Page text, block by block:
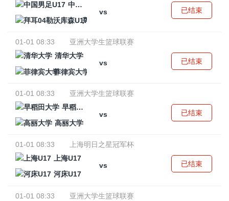
中国男足U17
vs
拜耳04勒沃库森U17
已结束
01-01 08:33
亚洲大学生篮球联赛
清华大学
vs
菲律宾大学
已结束
01-01 08:33
亚洲大学生篮球联赛
早稻田大学
vs
高丽大学
已结束
01-01 08:33
上海明日之星冠军杯
上海U17
vs
河床U17
已结束
01-01 08:33
亚洲大学生篮球联赛